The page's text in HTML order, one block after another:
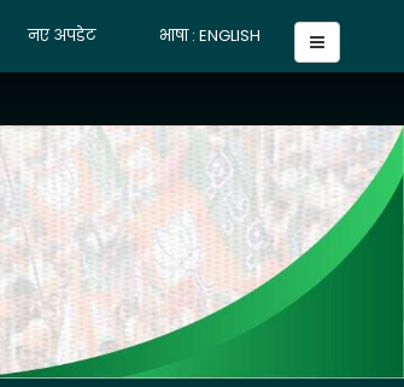
नए अपडेट भाषा : ENGLISH